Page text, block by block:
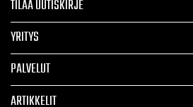
TILAA UUTISKIRJE
YRITYS
PALVELUT
ARTIKKELIT